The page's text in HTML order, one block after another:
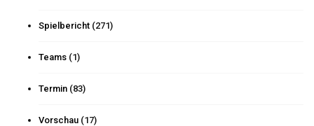
Spielbericht (271)
Teams (1)
Termin (83)
Vorschau (17)